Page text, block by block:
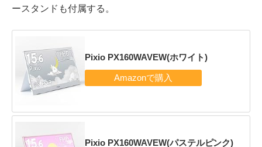
ースタンドも付属する。
Pixio PX160WAVEW(ホワイト)
Pixio PX160WAVEW(パステルピンク)